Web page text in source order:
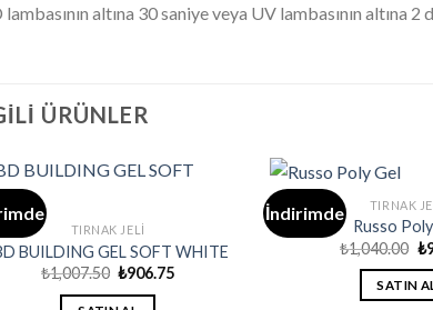
lambasının altına 30 saniye veya UV lambasının altına
ÜRÜNLER
TIRNAK JELI
BUILDING GEL SOFT WHITE
₺1,007.50 Orijinal
₺1,007.50.
₺906.75Şu
İndirimde TIRNAK
Russo
₺1,040.00 ₺
SATIN